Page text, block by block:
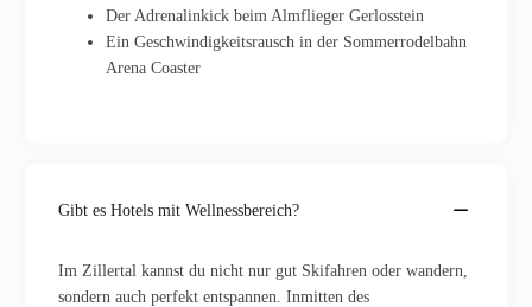
Der Adrenalinkick beim Almflieger Gerlosstein
Ein Geschwindigkeitsrausch in der Sommerrodelbahn
Arena Coaster
Gibt es Hotels mit Wellnessbereich?
Im Zillertal kannst du nicht nur gut Skifahren oder wandern,
sondern auch perfekt entspannen. Inmitten des